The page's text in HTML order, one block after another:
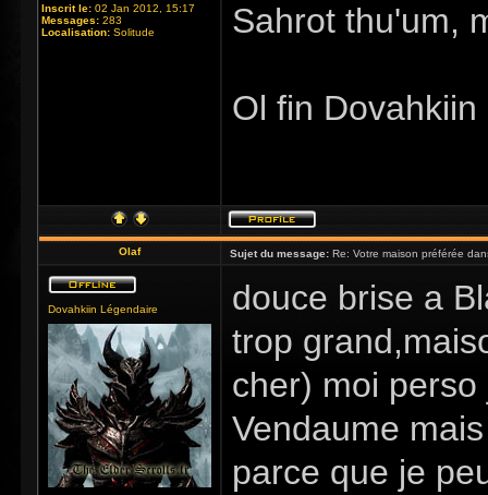
Inscrit le: 02 Jan 2012, 15:17
Messages: 283
Localisation: Solitude
Sahrot thu'um,
Ol fin
Olaf Sujet du message: Re: Votre maison préférée
Dovahkiin Légendaire
douce brise a
trop
cher) moi
Vendaume
parce que je